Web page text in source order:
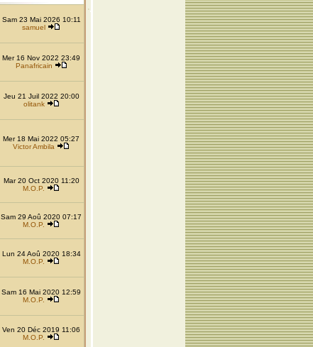
Sam 23 Mai 2026 10:11
samuel
Mer 16 Nov 2022 23:49
Panafricain
Jeu 21 Juil 2022 20:00
olitank
Mer 18 Mai 2022 05:27
Victor Ambila
Mar 20 Oct 2020 11:20
M.O.P.
Sam 29 Aoû 2020 07:17
M.O.P.
Lun 24 Aoû 2020 18:34
M.O.P.
Sam 16 Mai 2020 12:59
M.O.P.
Ven 20 Déc 2019 11:06
M.O.P.